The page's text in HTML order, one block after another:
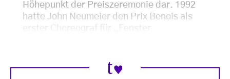
Höhepunkt der Preiszeremonie dar. 1992
hatte John Neumeier den Prix Benois als
erster Choreograf für „Fenster